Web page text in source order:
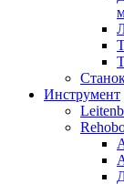
Инструмент